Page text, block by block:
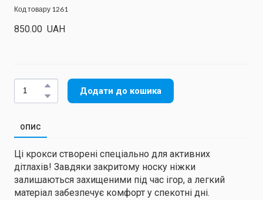
Код товару 1261
850.00  UAH
Додати до кошика
ОПИС
Ці крокси створені спеціально для активних
дітлахів! Завдяки закритому носку ніжки
залишаються захищеними під час ігор, а легкий
матеріал забезпечує комфорт у спекотні дні.